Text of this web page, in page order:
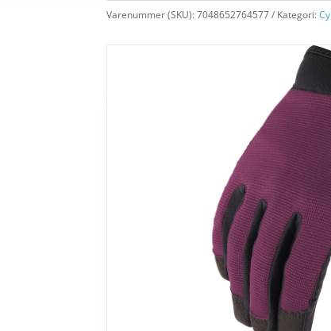
Varenummer (SKU):7048652764577 Kategori: